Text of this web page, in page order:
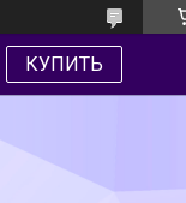
КУПИТЬ